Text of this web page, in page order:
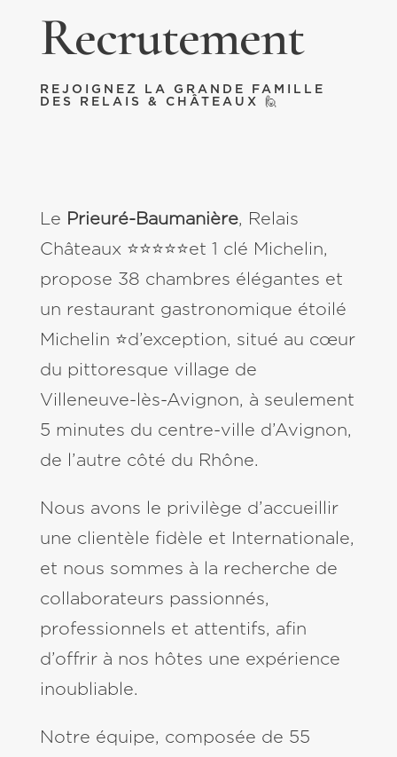
Recrutement
REJOIGNEZ LA GRANDE FAMILLE
DES RELAIS & CHÂTEAUX 🙋
Le Prieuré-Baumanière, Relais
Châteaux ⭐⭐⭐⭐⭐et 1 clé Michelin,
propose 38 chambres élégantes et
un restaurant gastronomique étoilé
Michelin ⭐d’exception, situé au cœur
du pittoresque village de
Villeneuve-lès-Avignon, à seulement
5 minutes du centre-ville d’Avignon,
de l’autre côté du Rhône.
Nous avons le privilège d’accueillir
une clientèle fidèle et Internationale,
et nous sommes à la recherche de
collaborateurs passionnés,
professionnels et attentifs, afin
d’offrir à nos hôtes une expérience
inoubliable.
Notre équipe, composée de 55